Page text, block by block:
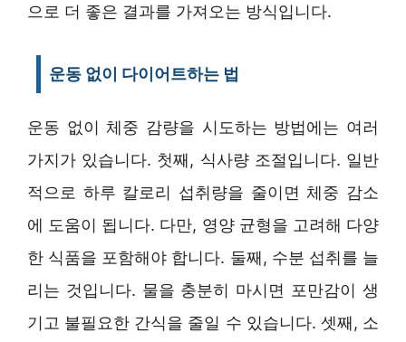
으로 더 좋은 결과를 가져오는 방식입니다.
운동 없이 다이어트하는 법
운동 없이 체중 감량을 시도하는 방법에는 여러
가지가 있습니다. 첫째, 식사량 조절입니다. 일반
적으로 하루 칼로리 섭취량을 줄이면 체중 감소
에 도움이 됩니다. 다만, 영양 균형을 고려해 다양
한 식품을 포함해야 합니다. 둘째, 수분 섭취를 늘
리는 것입니다. 물을 충분히 마시면 포만감이 생
기고 불필요한 간식을 줄일 수 있습니다. 셋째, 소